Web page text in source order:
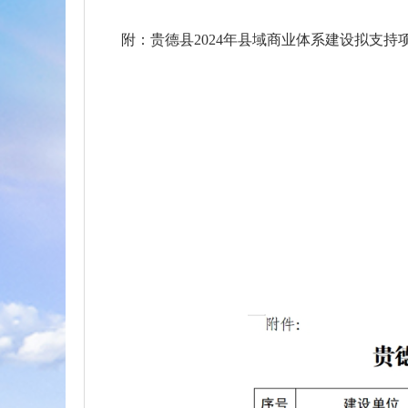
附：贵德县2024年县域商业体系建设拟支持